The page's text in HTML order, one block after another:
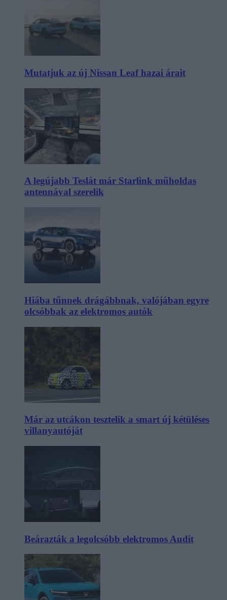
Mutatjuk az új Nissan Leaf hazai árait
A legújabb Teslát már Starlink műholdas
antennával szerelik
Hiába tűnnek drágábbnak, valójában egyre
olcsóbbak az elektromos autók
Már az utcákon tesztelik a smart új kétüléses
villanyautóját
Beárazták a legolcsóbb elektromos Audit